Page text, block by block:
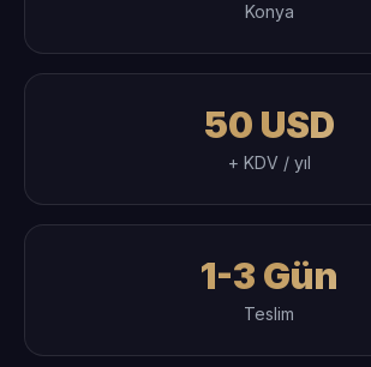
Konya
50 USD
+ KDV / yıl
1-3 Gün
Teslim